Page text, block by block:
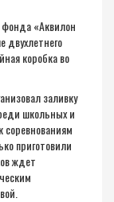
«Аквилон
двухлетнего
коробка во
заливку
школьных и
соревнованиям
приготовили
ждет